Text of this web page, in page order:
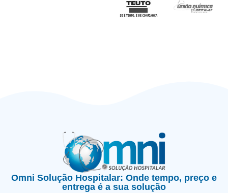
Omni Solução Hospitalar: Onde tempo, preço e
entrega é a sua solução